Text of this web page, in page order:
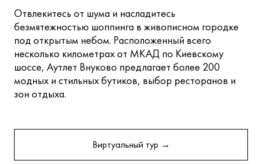
Отвлекитесь от шума и насладитесь
безмятежностью шоппинга в живописном городке
под открытым небом. Расположенный всего
несколько километрах от МКАД по Киевскому
шоссе, Аутлет Внуково предлагает более 200
модных и стильных бутиков, выбор ресторанов и
зон отдыха.
Виртуальный тур →